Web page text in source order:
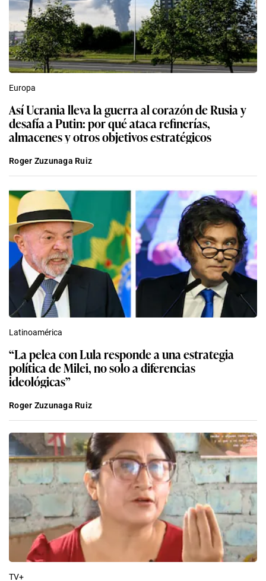
Europa
Así Ucrania lleva la guerra al corazón de Rusia y
desafía a Putin: por qué ataca refinerías,
almacenes y otros objetivos estratégicos
Roger Zuzunaga Ruiz
Latinoamérica
“La pelea con Lula responde a una estrategia
política de Milei, no solo a diferencias
ideológicas”
Roger Zuzunaga Ruiz
TV+